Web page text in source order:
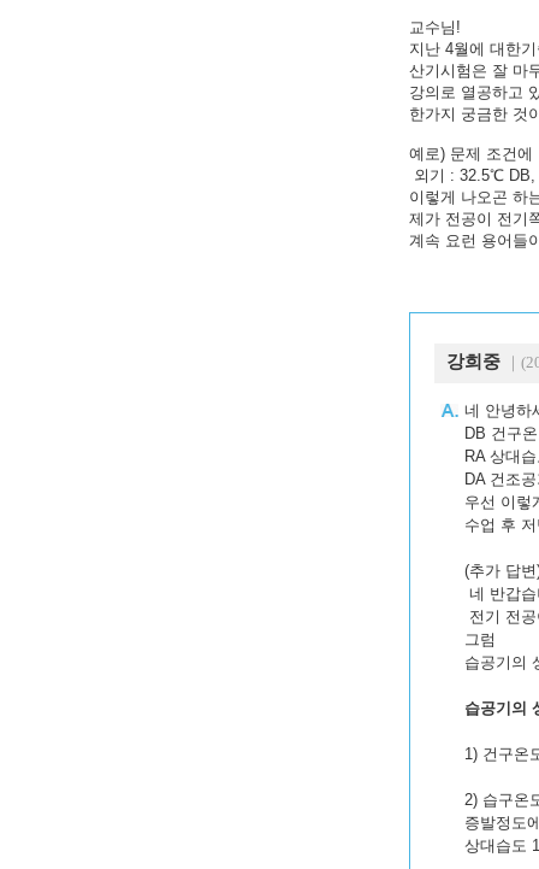
교수님!
지난 4월에 대한
산기시험은 잘 마
강의로 열공하고
한가지 궁금한 것
예로) 문제 조건에
외기 : 32.5℃ DB,
이렇게 나오곤 하
제가 전공이 전기
계속 요런 용어들
강희중 ｜
네 안녕하
DB 건구
RA 상대
DA 건조
우선 이렇
수업 후
(추가 답변
네 반갑
전기 전
그럼
습공기의
습공기의
1) 건구온
2) 습구온
증발정도
상대습도